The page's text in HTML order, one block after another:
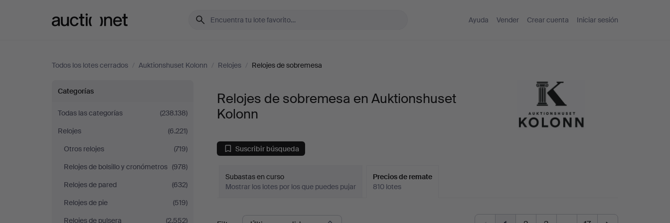
Ayuda Vender Crear cuenta Iniciar sesión
Todos los lotes cerrados / Auktionshuset Kolonn / Relojes / Relojes de sobremesa
Relojes
de
sobremesa
en
Auktionshuset
Kolonn
Categorías
Todas las categorías
(238.138)
Relojes
(6.221)
Otros relojes
(719)
Relojes de bolsillo y cronómetros (978)
Relojes de pared
(632)
Relojes de pie
(519)
Relojes de pulsera
(2.552)
Relojes de sobremesa en Auktionshuset
Kolonn
Suscribir búsqueda
Subastas en curso
Mostrar los lotes por los que puedes pujar
Precios de remate
810 lotes
Precios